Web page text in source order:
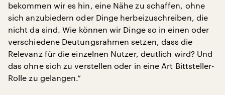
bekommen wir es hin, eine Nähe zu schaffen, ohne
sich anzubiedern oder Dinge herbeizuschreiben, die
nicht da sind. Wie können wir Dinge so in einen oder
verschiedene Deutungsrahmen setzen, dass die
Relevanz für die einzelnen Nutzer, deutlich wird? Und
das ohne sich zu verstellen oder in eine Art Bittsteller-
Rolle zu gelangen.“